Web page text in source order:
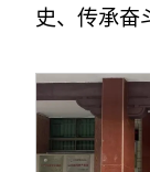
史、传承奋